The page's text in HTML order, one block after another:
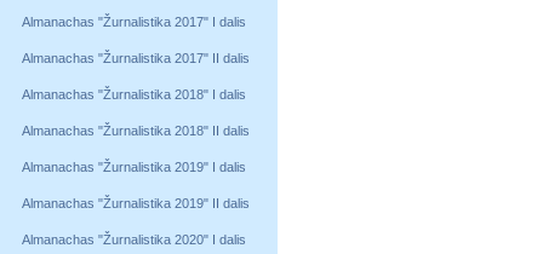
Almanachas "Žurnalistika 2017" I dalis
Almanachas "Žurnalistika 2017" II dalis
Almanachas "Žurnalistika 2018" I dalis
Almanachas "Žurnalistika 2018" II dalis
Almanachas "Žurnalistika 2019" I dalis
Almanachas "Žurnalistika 2019" II dalis
Almanachas "Žurnalistika 2020" I dalis